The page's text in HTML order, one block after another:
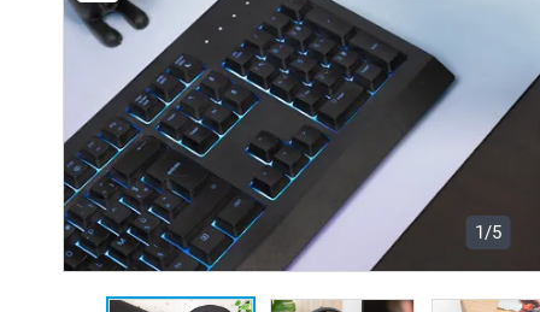
1/5